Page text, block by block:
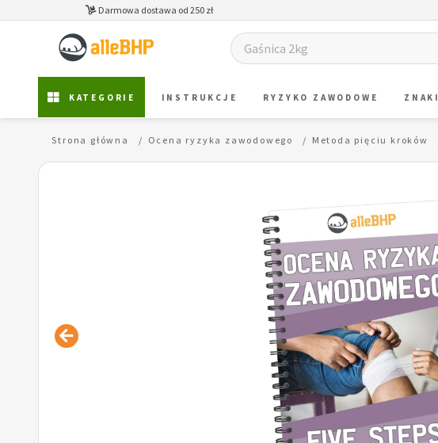
Darmowa dostawa od 250 zł
KATEGORIE INSTRUKCJE RYZYKO ZAWODOWE ZNAKI
Strona główna Ocena ryzyka zawodowego Metoda pięciu kroków